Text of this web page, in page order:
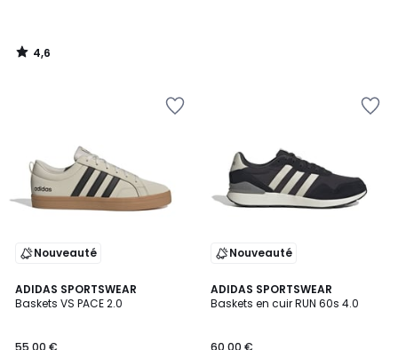
4,6
/
Nouveauté
ADIDAS SPORTSWEAR
Baskets VS PACE 2.0
55,00 €
4,7
/ 5
Nouveauté
ADIDAS SPORTSWEAR
Baskets en cuir RUN 60s 4.0
60,00 €
4,7
/ 5